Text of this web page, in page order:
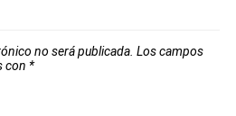
no será publicada. Los campos
con *